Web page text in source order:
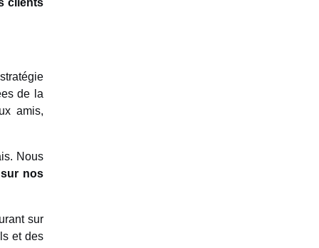
de la
amis,
Nous
nos
sur
et des